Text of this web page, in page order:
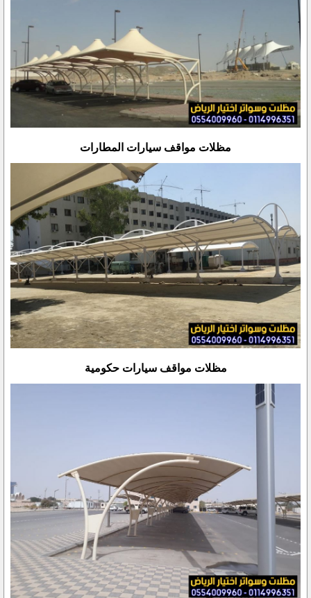
مظلات مواقف سيارات المطارات
مظلات مواقف سيارات حكومية